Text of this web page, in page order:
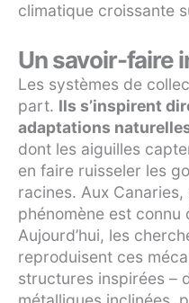
climatique croissante
Un savoir-faire
Les systèmes de
part. Ils s’inspirent
adaptations
dont les aiguilles
en faire ruisseler les
racines. Aux Canaries,
phénomène est connu
Aujourd’hui, les
reproduisent ces
structures inspirées –